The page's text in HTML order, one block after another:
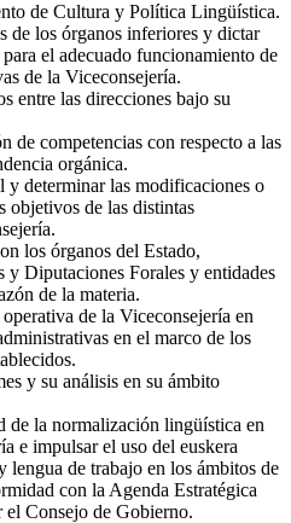
de Cultura y Política Lingüística.
de los órganos inferiores y dictar
el adecuado funcionamiento de
de la Viceconsejería.
entre las direcciones bajo su
de competencias con respecto a las
orgánica.
y determinar las modificaciones o
objetivos de las distintas
los órganos del Estado,
y Diputaciones Forales y entidades
de la materia.
de la Viceconsejería en
en el marco de los
y su análisis en su ámbito
de la normalización lingüística en
e impulsar el uso del euskera
lengua de trabajo en los ámbitos de
con la Agenda Estratégica
el Consejo de Gobierno.